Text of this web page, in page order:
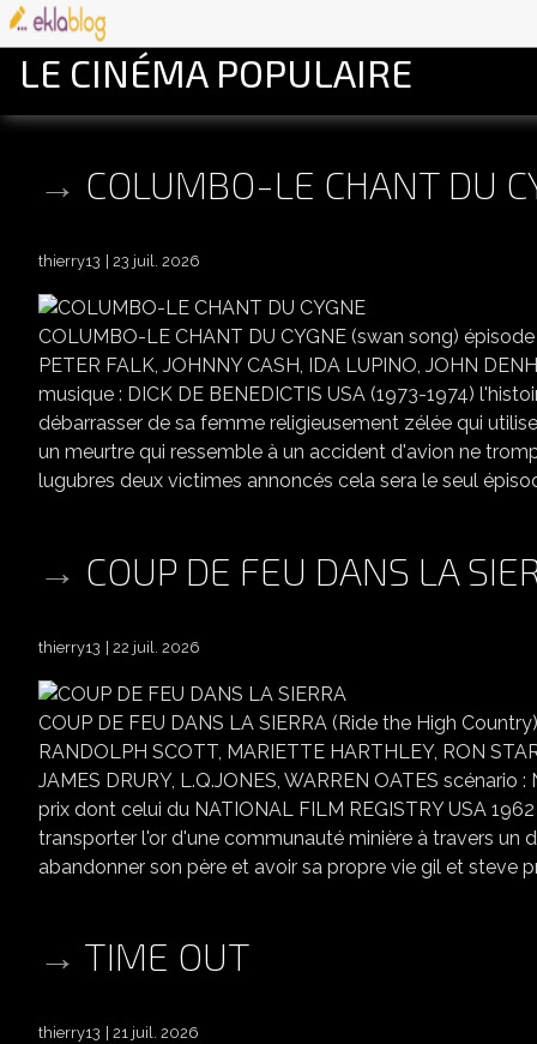
LE CINÉMA POPULAIRE
COLUMBO-LE CHANT DU
thierry13 23 juil. 2026
COLUMBO-LE CHANT DU CYGNE (swan song)
PETER FALK, JOHNNY CASH, IDA LUPINO, JOHN
musique : DICK DE BENEDICTIS USA (1973-1974)
débarrasser de sa femme religieusement zélée qui
un meurtre qui ressemble à un accident d'avion ne
lugubres deux victimes annoncés cela sera le seul
COUP DE FEU DANS LA
thierry13 22 juil. 2026
COUP DE FEU DANS LA SIERRA (Ride the High
RANDOLPH SCOTT, MARIETTE HARTHLEY, RON
JAMES DRURY, L.Q.JONES, WARREN OATES
prix dont celui du NATIONAL FILM REGISTRY USA
transporter l'or d'une communauté minière à travers un
abandonner son père et avoir sa propre vie gil et steve
TIME OUT
thierry13 21 juil. 2026